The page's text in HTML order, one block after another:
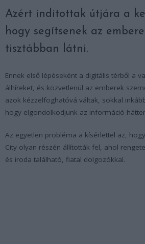
Azért indítottak útjára a
hogy segítsenek az
tisztábban látni.
Ennek első lépéseként a digitális térből a
álhíreket, és közvetlenül az emberek
azok kézzelfoghatóvá váltak, sokkal
hogy elgondolkodjunk az információ
Az egyetlen probléma a kísérlettel az,
City olyan részén állították fel, ahol
és iroda található, fiatal dolgozókkal.